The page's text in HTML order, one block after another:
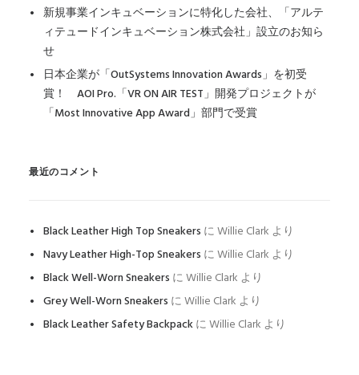
新規事業インキュベーションに特化した会社、「アルテ
ィテュードインキュベーション株式会社」設立のお知ら
せ
日本企業が「OutSystems Innovation Awards」を初受
賞！ AOI Pro.「VR ON AIR TEST」開発プロジェクトが
「Most Innovative App Award」部門で受賞
最近のコメント
Black Leather High Top Sneakers にWillie Clark より
Navy Leather High-Top Sneakers にWillie Clark より
Black Well-Worn Sneakers にWillie Clark より
Grey Well-Worn Sneakers にWillie Clark より
Black Leather Safety BackpackにWillie Clark より